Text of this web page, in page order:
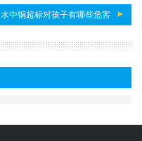
水中铜超标对孩子有哪些危害